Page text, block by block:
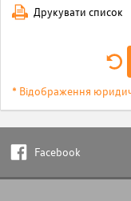
Друкувати список
* Відображення
Facebook